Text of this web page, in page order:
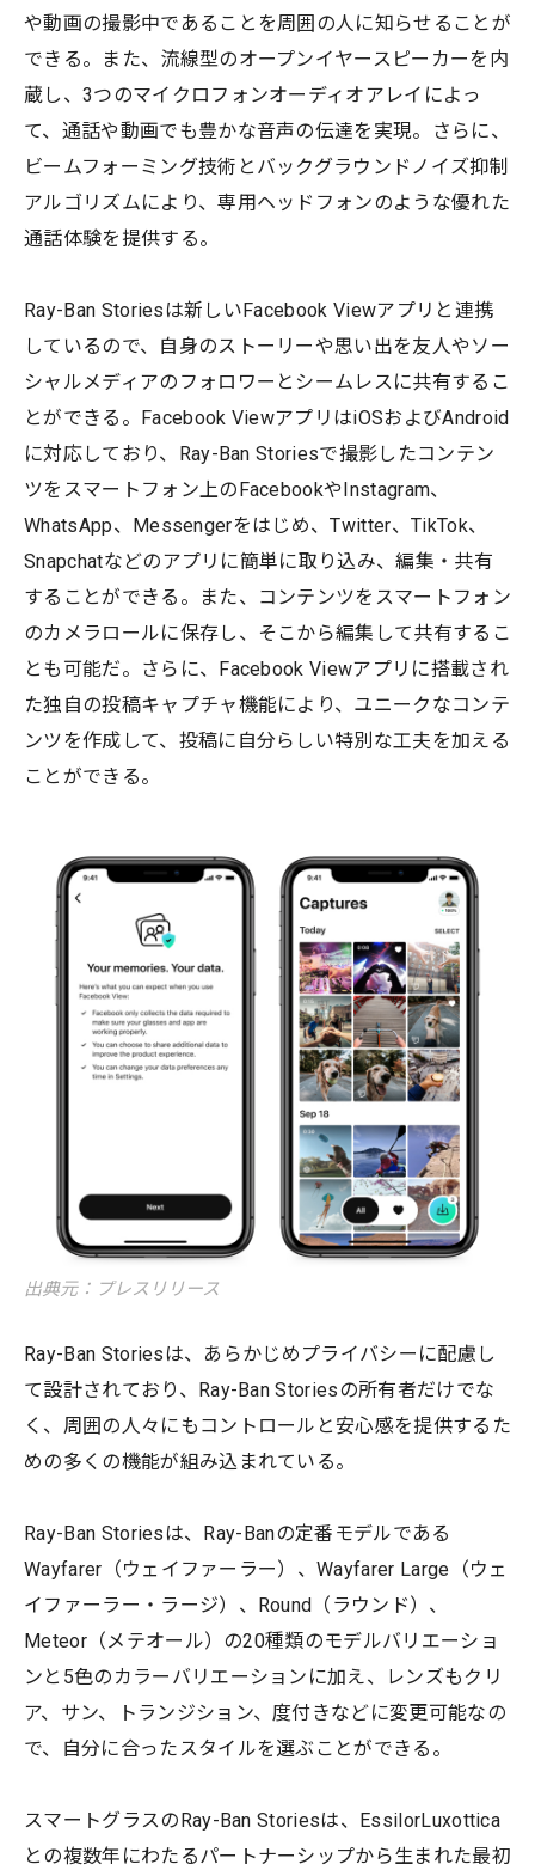
や動画の撮影中であることを周囲の人に知らせることが
できる。また、流線型のオープンイヤースピーカーを内
蔵し、3つのマイクロフォンオーディオアレイによっ
て、通話や動画でも豊かな音声の伝達を実現。さらに、
ビームフォーミング技術とバックグラウンドノイズ抑制
アルゴリズムにより、専用ヘッドフォンのような優れた
通話体験を提供する。
Ray-Ban Storiesは新しいFacebook Viewアプリと連携
しているので、自身のストーリーや思い出を友人やソー
シャルメディアのフォロワーとシームレスに共有するこ
とができる。Facebook ViewアプリはiOSおよびAndroid
に対応しており、Ray-Ban Storiesで撮影したコンテン
ツをスマートフォン上のFacebookやInstagram、
WhatsApp、Messengerをはじめ、Twitter、TikTok、
Snapchatなどのアプリに簡単に取り込み、編集・共有
することができる。また、コンテンツをスマートフォン
のカメラロールに保存し、そこから編集して共有するこ
とも可能だ。さらに、Facebook Viewアプリに搭載され
た独自の投稿キャプチャ機能により、ユニークなコンテ
ンツを作成して、投稿に自分らしい特別な工夫を加える
ことができる。
出典元：プレスリリース
Ray-Ban Storiesは、あらかじめプライバシーに配慮し
て設計されており、Ray-Ban Storiesの所有者だけでな
く、周囲の人々にもコントロールと安心感を提供するた
めの多くの機能が組み込まれている。
Ray-Ban Storiesは、Ray-Banの定番モデルである
Wayfarer（ウェイファーラー）、Wayfarer Large（ウェ
イファーラー・ラージ）、Round（ラウンド）、
Meteor（メテオール）の20種類のモデルバリエーショ
ンと5色のカラーバリエーションに加え、レンズもクリ
ア、サン、トランジション、度付きなどに変更可能なの
で、自分に合ったスタイルを選ぶことができる。
スマートグラスのRay-Ban Storiesは、EssilorLuxottica
との複数年にわたるパートナーシップから生まれた最初